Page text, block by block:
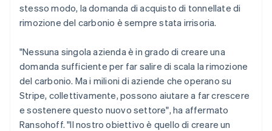
stesso modo, la domanda di acquisto di tonnellate di
rimozione del carbonio è sempre stata irrisoria.
"Nessuna singola azienda è in grado di creare una
domanda sufficiente per far salire di scala la rimozione
del carbonio. Ma i milioni di aziende che operano su
Stripe, collettivamente, possono aiutare a far crescere
e sostenere questo nuovo settore", ha affermato
Ransohoff. "Il nostro obiettivo è quello di creare un